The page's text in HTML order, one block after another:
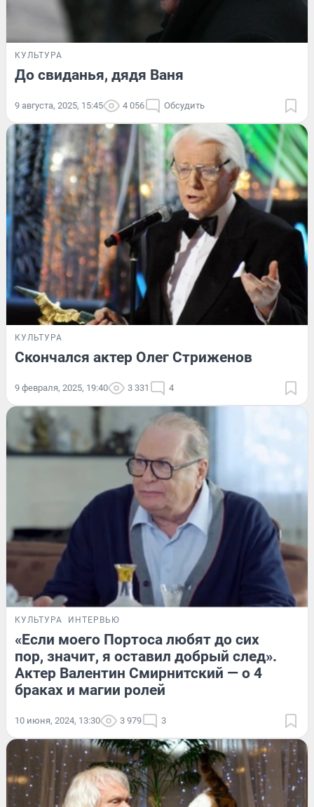
КУЛЬТУРА
До свиданья, дядя Ваня
9 августа, 2025, 15:45 4 056 Обсудить
КУЛЬТУРА
Скончался актер Олег Стриженов
9 февраля, 2025, 19:40 3 331 4
КУЛЬТУРА ИНТЕРВЬЮ
«Если моего Портоса любят до сих
пор, значит, я оставил добрый след».
Актер Валентин Смирнитский — о 4
браках и магии ролей
10 июня, 2024, 13:30 3 979 3